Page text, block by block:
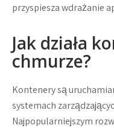
przyspiesza wdrażanie
Jak działa
chmurze?
Kontenery są
systemach
Najpopularniejszym